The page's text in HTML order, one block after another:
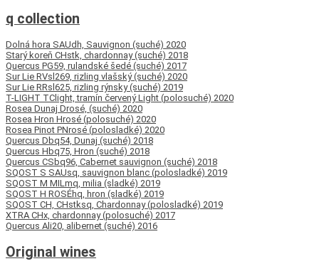
q collection
Dolná hora SAUdh, Sauvignon (suché) 2020
Starý koreň CHstk, chardonnay (suché) 2018
Quercus PG59, rulandské šedé (suché) 2017
Sur Lie RVsl269, rizling vlašský (suché) 2020
Sur Lie RRsl625, rizling rýnsky (suché) 2019
T-LIGHT TClight, tramín červený Light (polosuché) 2020
Rosea Dunaj Drosé, (suché) 2020
Rosea Hron Hrosé (polosuché) 2020
Rosea Pinot PNrosé (polosladké) 2020
Quercus Dbq54, Dunaj (suché) 2018
Quercus Hbq75, Hron (suché) 2018
Quercus CSbq96, Cabernet sauvignon (suché) 2018
SQOST S SAUsq, sauvignon blanc (polosladké) 2019
SQOST M MILmq, milia (sladké) 2019
SQOST H ROSÉhq, hron (sladké) 2019
SQOST CH, CHstksq, Chardonnay (polosladké) 2019
XTRA CHx, chardonnay (polosuché) 2017
Quercus Ali20, alibernet (suché) 2016
Original wines